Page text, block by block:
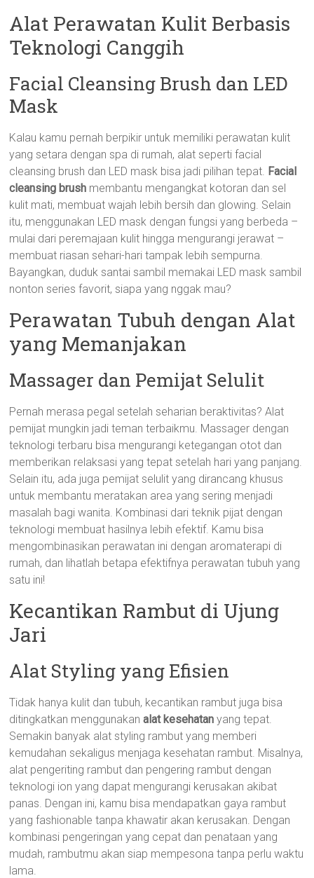
Alat Perawatan Kulit Berbasis
Teknologi Canggih
Facial Cleansing Brush dan LED
Mask
Kalau kamu pernah berpikir untuk memiliki perawatan kulit
yang setara dengan spa di rumah, alat seperti facial
cleansing brush dan LED mask bisa jadi pilihan tepat. Facial
cleansing brush membantu mengangkat kotoran dan sel
kulit mati, membuat wajah lebih bersih dan glowing. Selain
itu, menggunakan LED mask dengan fungsi yang berbeda –
mulai dari peremajaan kulit hingga mengurangi jerawat –
membuat riasan sehari-hari tampak lebih sempurna.
Bayangkan, duduk santai sambil memakai LED mask sambil
nonton series favorit, siapa yang nggak mau?
Perawatan Tubuh dengan Alat
yang Memanjakan
Massager dan Pemijat Selulit
Pernah merasa pegal setelah seharian beraktivitas? Alat
pemijat mungkin jadi teman terbaikmu. Massager dengan
teknologi terbaru bisa mengurangi ketegangan otot dan
memberikan relaksasi yang tepat setelah hari yang panjang.
Selain itu, ada juga pemijat selulit yang dirancang khusus
untuk membantu meratakan area yang sering menjadi
masalah bagi wanita. Kombinasi dari teknik pijat dengan
teknologi membuat hasilnya lebih efektif. Kamu bisa
mengombinasikan perawatan ini dengan aromaterapi di
rumah, dan lihatlah betapa efektifnya perawatan tubuh yang
satu ini!
Kecantikan Rambut di Ujung
Jari
Alat Styling yang Efisien
Tidak hanya kulit dan tubuh, kecantikan rambut juga bisa
ditingkatkan menggunakanalat kesehatan yang tepat.
Semakin banyak alat styling rambut yang memberi
kemudahan sekaligus menjaga kesehatan rambut. Misalnya,
alat pengeriting rambut dan pengering rambut dengan
teknologi ion yang dapat mengurangi kerusakan akibat
panas. Dengan ini, kamu bisa mendapatkan gaya rambut
yang fashionable tanpa khawatir akan kerusakan. Dengan
kombinasi pengeringan yang cepat dan penataan yang
mudah, rambutmu akan siap mempesona tanpa perlu waktu
lama.